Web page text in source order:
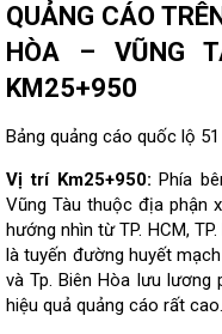
QUẢNG CÁO
HÒA – VŨNG
KM25+950
Bảng quảng cáo quốc lộ
Vị trí Km25+950:Phía
Vũng Tàu thuộc địa phận
hướng nhìn từ TP. HCM,
là tuyến đường huyết
và Tp. Biên Hòa lưu
hiệu quả quảng cáo rất cao.